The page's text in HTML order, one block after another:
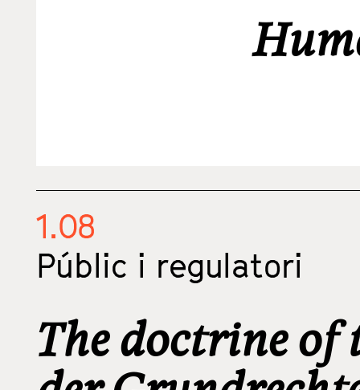
1.08
Públic i regulatori
The doctrine